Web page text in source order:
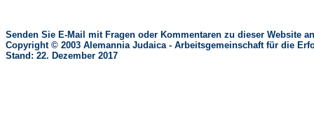
Senden Sie E-Mail mit Fragen oder Kommentaren zu dieser Website
Copyright © 2003 Alemannia Judaica - Arbeitsgemeinschaft für die
Stand: 22. Dezember 2017